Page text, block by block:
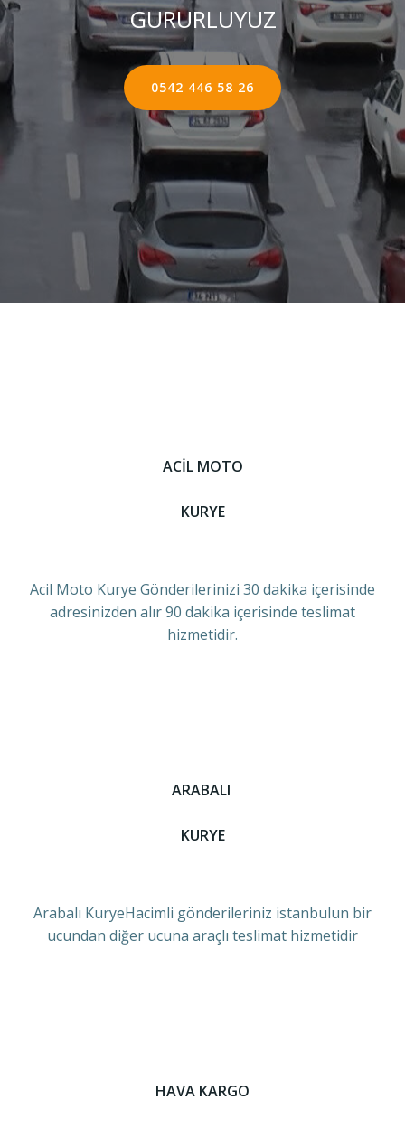
GURURLUYUZ
0542 446 58 26
ACİL MOTO
KURYE
Acil Moto Kurye Gönderilerinizi 30 dakika içerisinde
adresinizden alır 90 dakika içerisinde teslimat
hizmetidir.
ARABALI
KURYE
Arabalı KuryeHacimli gönderileriniz istanbulun bir
ucundan diğer ucuna araçlı teslimat hizmetidir
HAVA KARGO